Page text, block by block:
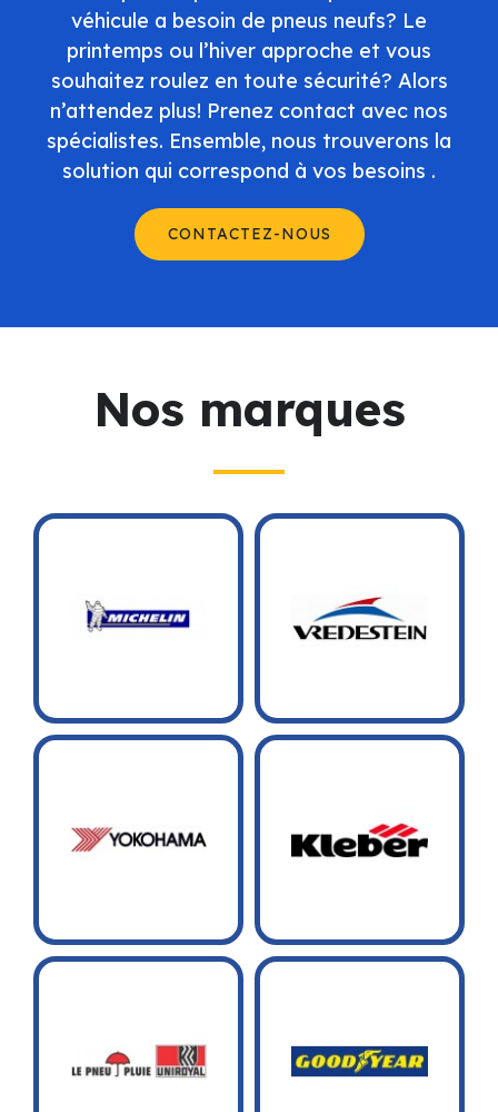
véhicule a besoin de pneus neufs? Le
printemps ou l’hiver approche et vous
souhaitez roulez en toute sécurité? Alors
n’attendez plus! Prenez contact avec nos
spécialistes. Ensemble, nous trouverons la
solution qui correspond à vos besoins .
CONTACTEZ-NOUS
Nos marques